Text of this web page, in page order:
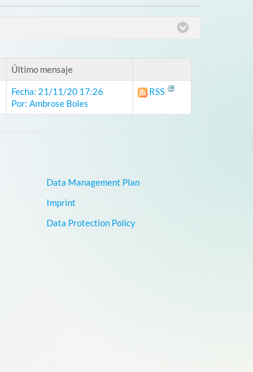
Último mensaje
Fecha: 21/11/20 17:26
Por: Ambrose Boles
RSS
Data Management Plan
Imprint
Data Protection Policy